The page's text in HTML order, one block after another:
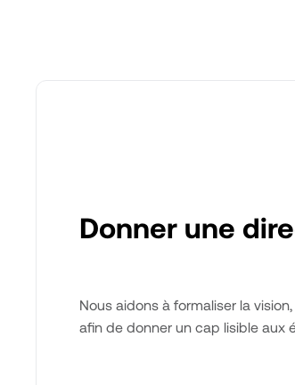
Donner une
Nous aidons à formaliser la
afin de donner un cap lisible aux